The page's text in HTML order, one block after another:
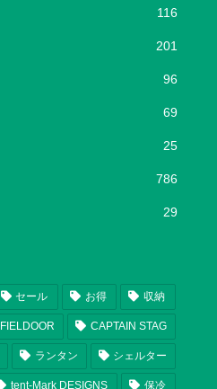
116
201
96
69
25
786
29
セール お得 収納
FIELDOOR CAPTAIN STAG
ランタン シェルター
tent-Mark DESIGNS 保冷